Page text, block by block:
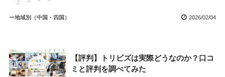
ー地域別（中国・四国） 2026/02/04
【評判】トリビズは実際どうなのか？口コ
ミと評判を調べてみた